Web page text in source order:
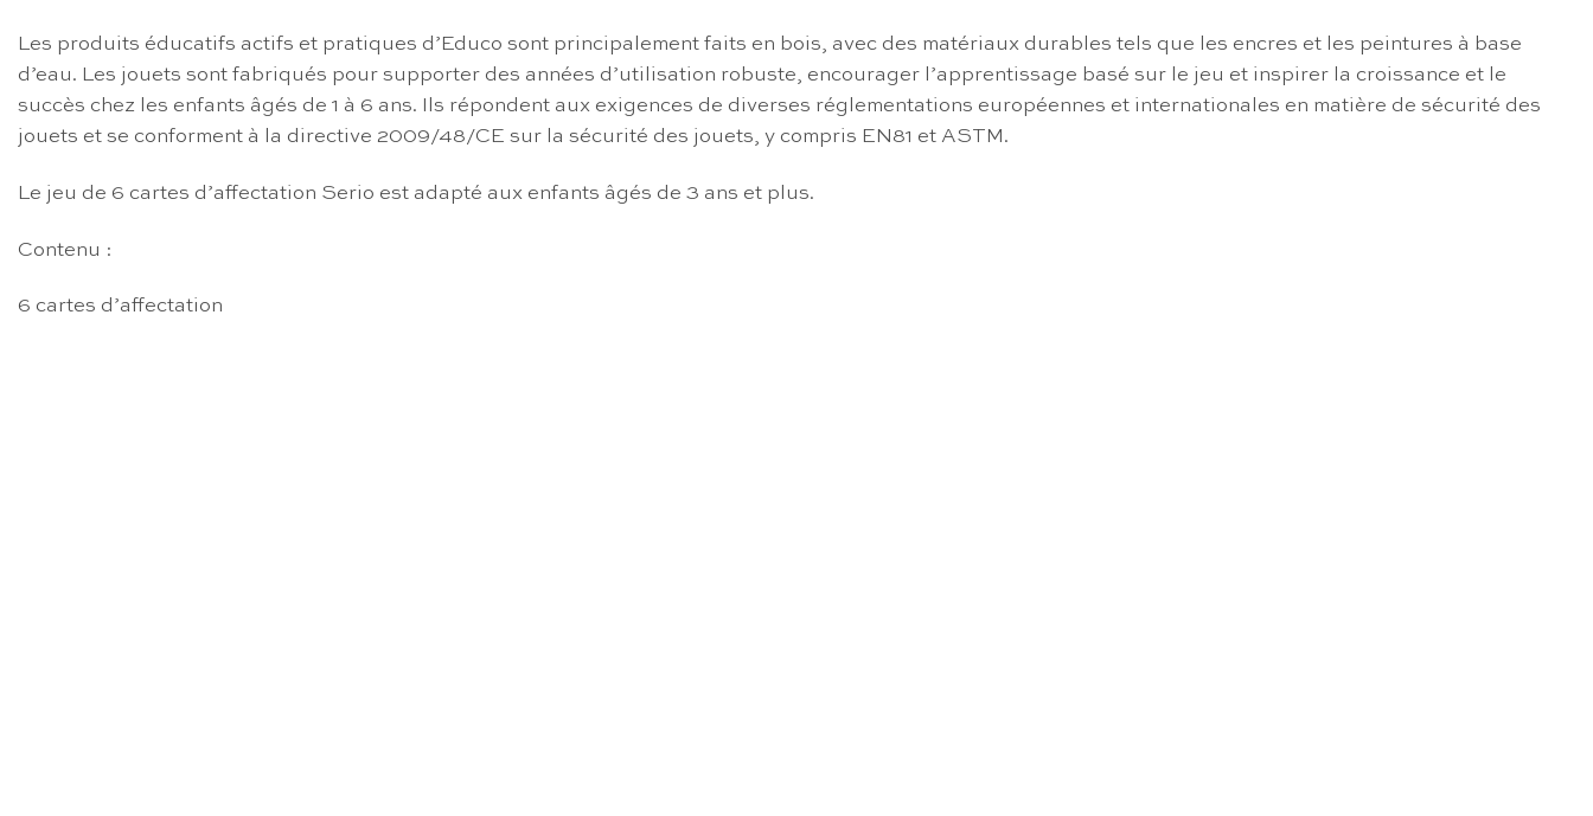
Les produits éducatifs actifs et pratiques d’Educo sont principalement faits en bois, avec des matériaux durables tels que les encres et les peintures à base
d’eau. Les jouets sont fabriqués pour supporter des années d’utilisation robuste, encourager l’apprentissage basé sur le jeu et inspirer la croissance et le
succès chez les enfants âgés de 1 à 6 ans. Ils répondent aux exigences de diverses réglementations européennes et internationales en matière de sécurité des
jouets et se conforment à la directive 2009/48/CE sur la sécurité des jouets, y compris EN81 et ASTM.
Le jeu de 6 cartes d’affectation Serio est adapté aux enfants âgés de 3 ans et plus.
Contenu :
6 cartes d’affectation